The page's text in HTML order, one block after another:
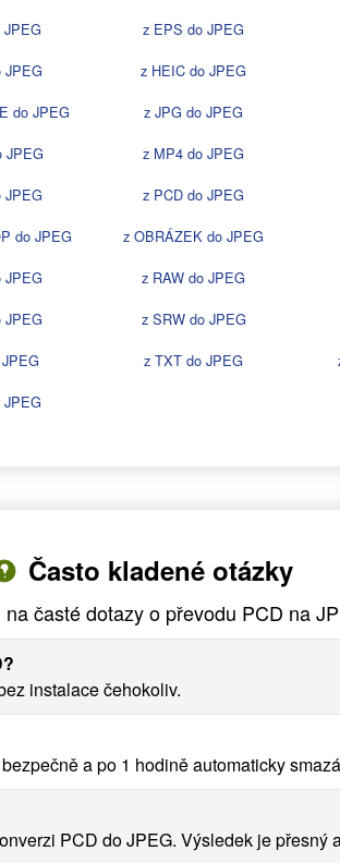
JPEG z EPS do JPEG
JPEG z HEIC do JPEG
do JPEG z JPG do JPEG
JPEG z MP4 do JPEG
JPEG z PCD do JPEG
do JPEG z OBRÁZEK do JPEG
JPEG z RAW do JPEG
JPEG z SRW do JPEG
z TXT do JPEG
JPEG
Často kladené otázky
časté dotazy o převodu PCD na
instalace čehokoliv.
a po 1 hodině automaticky
PCD do JPEG. Výsledek je přesný